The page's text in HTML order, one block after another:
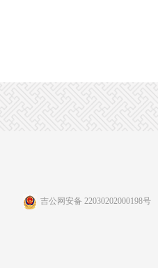
吉公网安备 22030202000198号